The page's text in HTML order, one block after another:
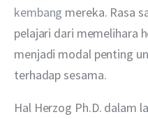
Layanan
kembang mereka. Rasa
pelajari dari memelihara
menjadi modal penting
terhadap sesama.
Hal Herzog Ph.D. dalam